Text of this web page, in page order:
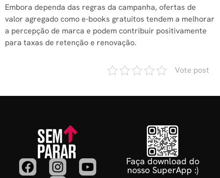
Embora dependa das regras da campanha, ofertas de
valor agregado como e-books gratuitos tendem a melhorar
a percepção de marca e podem contribuir positivamente
para taxas de retenção e renovação.
Vote post
Faça download do
nosso SuperApp :)